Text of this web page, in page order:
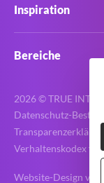
Inspiration
Bereiche
2026 © TRUE
Datenschutz-
Verhaltenskodex
Website-Design von